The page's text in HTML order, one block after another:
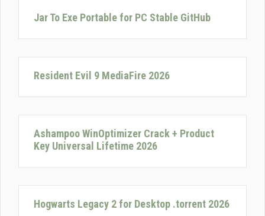
Jar To Exe Portable for PC Stable GitHub
Resident Evil 9 MediaFire 2026
Ashampoo WinOptimizer Crack + Product
Key Universal Lifetime 2026
Hogwarts Legacy 2 for Desktop .torrent 2026